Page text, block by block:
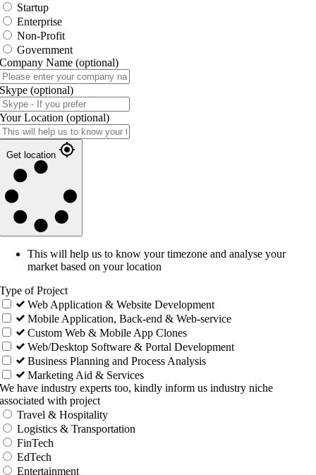
Startup
Enterprise
Non-Profit
Government
Company Name (optional)
Skype (optional)
Your Location (optional)
Get location
This will help us to know your timezone and analyse your
market based on your location
Type of Project
Web Application & Website Development
Mobile Application, Back-end & Web-service
Custom Web & Mobile App Clones
Web/Desktop Software & Portal Development
Business Planning and Process Analysis
Marketing Aid & Services
We have industry experts too, kindly inform us industry niche
associated with project
Travel & Hospitality
Logistics & Transportation
FinTech
EdTech
Entertainment